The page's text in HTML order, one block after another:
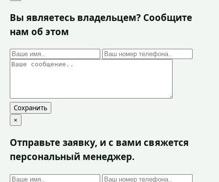
Вы являетесь владельцем? Сообщите
нам об этом
Сохранить
×
Отправьте заявку, и с вами свяжется
персональный менеджер.